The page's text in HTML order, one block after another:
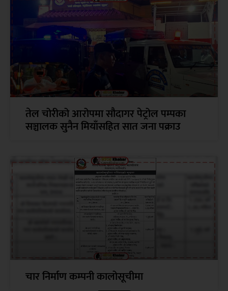
तेल चोरीको आरोपमा सौदागर पेट्रोल पम्पका
सञ्चालक सुनैन मियाँसहित सात जना पक्राउ
चार निर्माण कम्पनी कालोसूचीमा